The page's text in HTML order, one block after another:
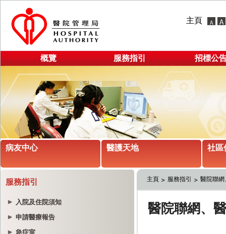
主頁
概覽 服務指引 招標公
病友中心 醫護天地 社區
服務指引
入院及住院須知
申請醫療報告
急症室
主頁 服務指引 醫院聯網